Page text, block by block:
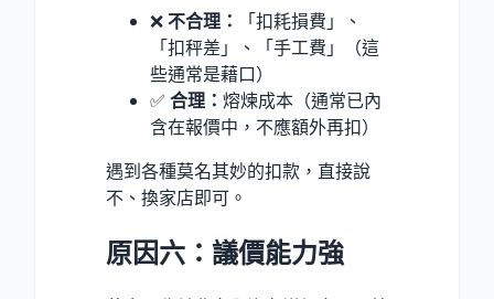
❌不合理：
「扣耗損費」、
「扣秤差」、「手工費」（這
些通常是藉口）
✅ 合理： 熔煉成本（通常已內
含在報價中，不應額外再扣）
遇到各種莫名其妙的扣款，直接說
不、換家店即可。
原因六：議價能力強